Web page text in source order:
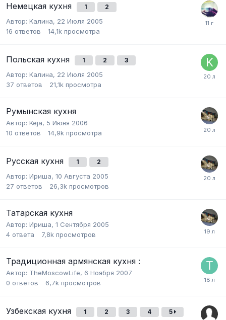
Немецкая кухня 1 2
Автор: Kалина, 22 Июля 2005
16 ответов 14,1k просмотра
Польская кухня 1 2 3
Автор: Kалина, 22 Июля 2005
37 ответов 21,1k просмотра
Румынская кухня
Автор: Keja, 5 Июня 2006
10 ответов 14,9k просмотра
Русская кухня 1 2
Автор: Ириша, 10 Августа 2005
27 ответов 26,3k просмотров
Татарская кухня
Автор: Ириша, 1 Сентября 2005
4 ответа 7,8k просмотров
Традиционная армянская кухня :
Автор: TheMoscowLife, 6 Ноября 2007
0 ответов 6,7k просмотров
Узбекская кухня 1 2 3 4 5